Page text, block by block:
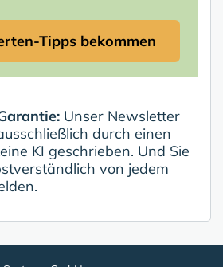
Tipps bekommen
Unser Newsletter
durch einen
KI geschrieben. Und Sie
von jedem